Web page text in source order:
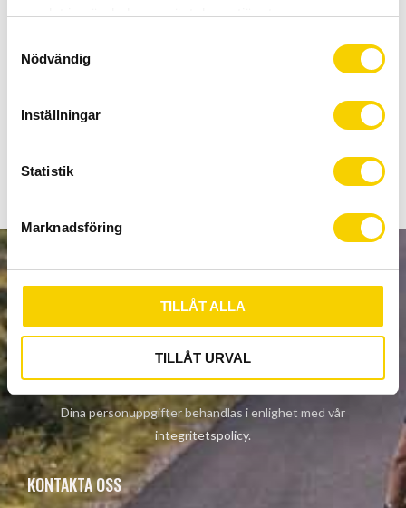
samlat in när du har använt deras tjänster.
v
a
l
Nödvändig
Inställningar
Statistik
Marknadsföring
TILLÅT ALLA
TILLÅT URVAL
Fungerar även med frikransar. Finns i två olika varianter - en
NYHETSBREV
Dina personuppgifter behandlas i enlighet med vår
integritetspolicy.
KONTAKTA OSS